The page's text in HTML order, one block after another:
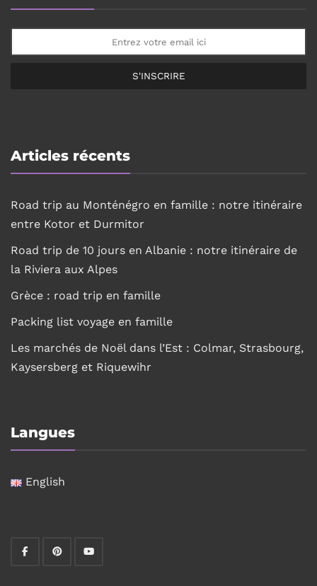
S'INSCRIRE
Articles récents
Road trip au Monténégro en famille : notre itinéraire
entre Kotor et Durmitor
Road trip de 10 jours en Albanie : notre itinéraire de
la Riviera aux Alpes
Grèce : road trip en famille
Packing list voyage en famille
Les marchés de Noël dans l’Est : Colmar, Strasbourg,
Kaysersberg et Riquewihr
Langues
English